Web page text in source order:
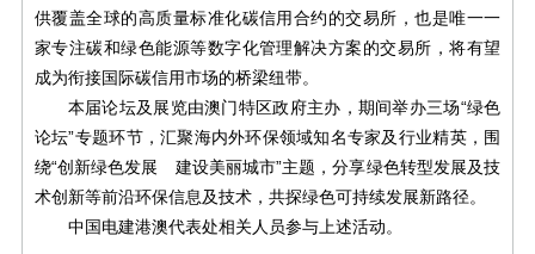
供覆盖全球的高质量标准化碳信用合约的交易所，也是唯一一
家专注碳和绿色能源等数字化管理解决方案的交易所，将有望
成为衔接国际碳信用市场的桥梁纽带。
本届论坛及展览由澳门特区政府主办，期间举办三场“绿色
论坛”专题环节，汇聚海内外环保领域知名专家及行业精英，围
绕“创新绿色发展 建设美丽城市”主题，分享绿色转型发展及技
术创新等前沿环保信息及技术，共探绿色可持续发展新路径。
中国电建港澳代表处相关人员参与上述活动。